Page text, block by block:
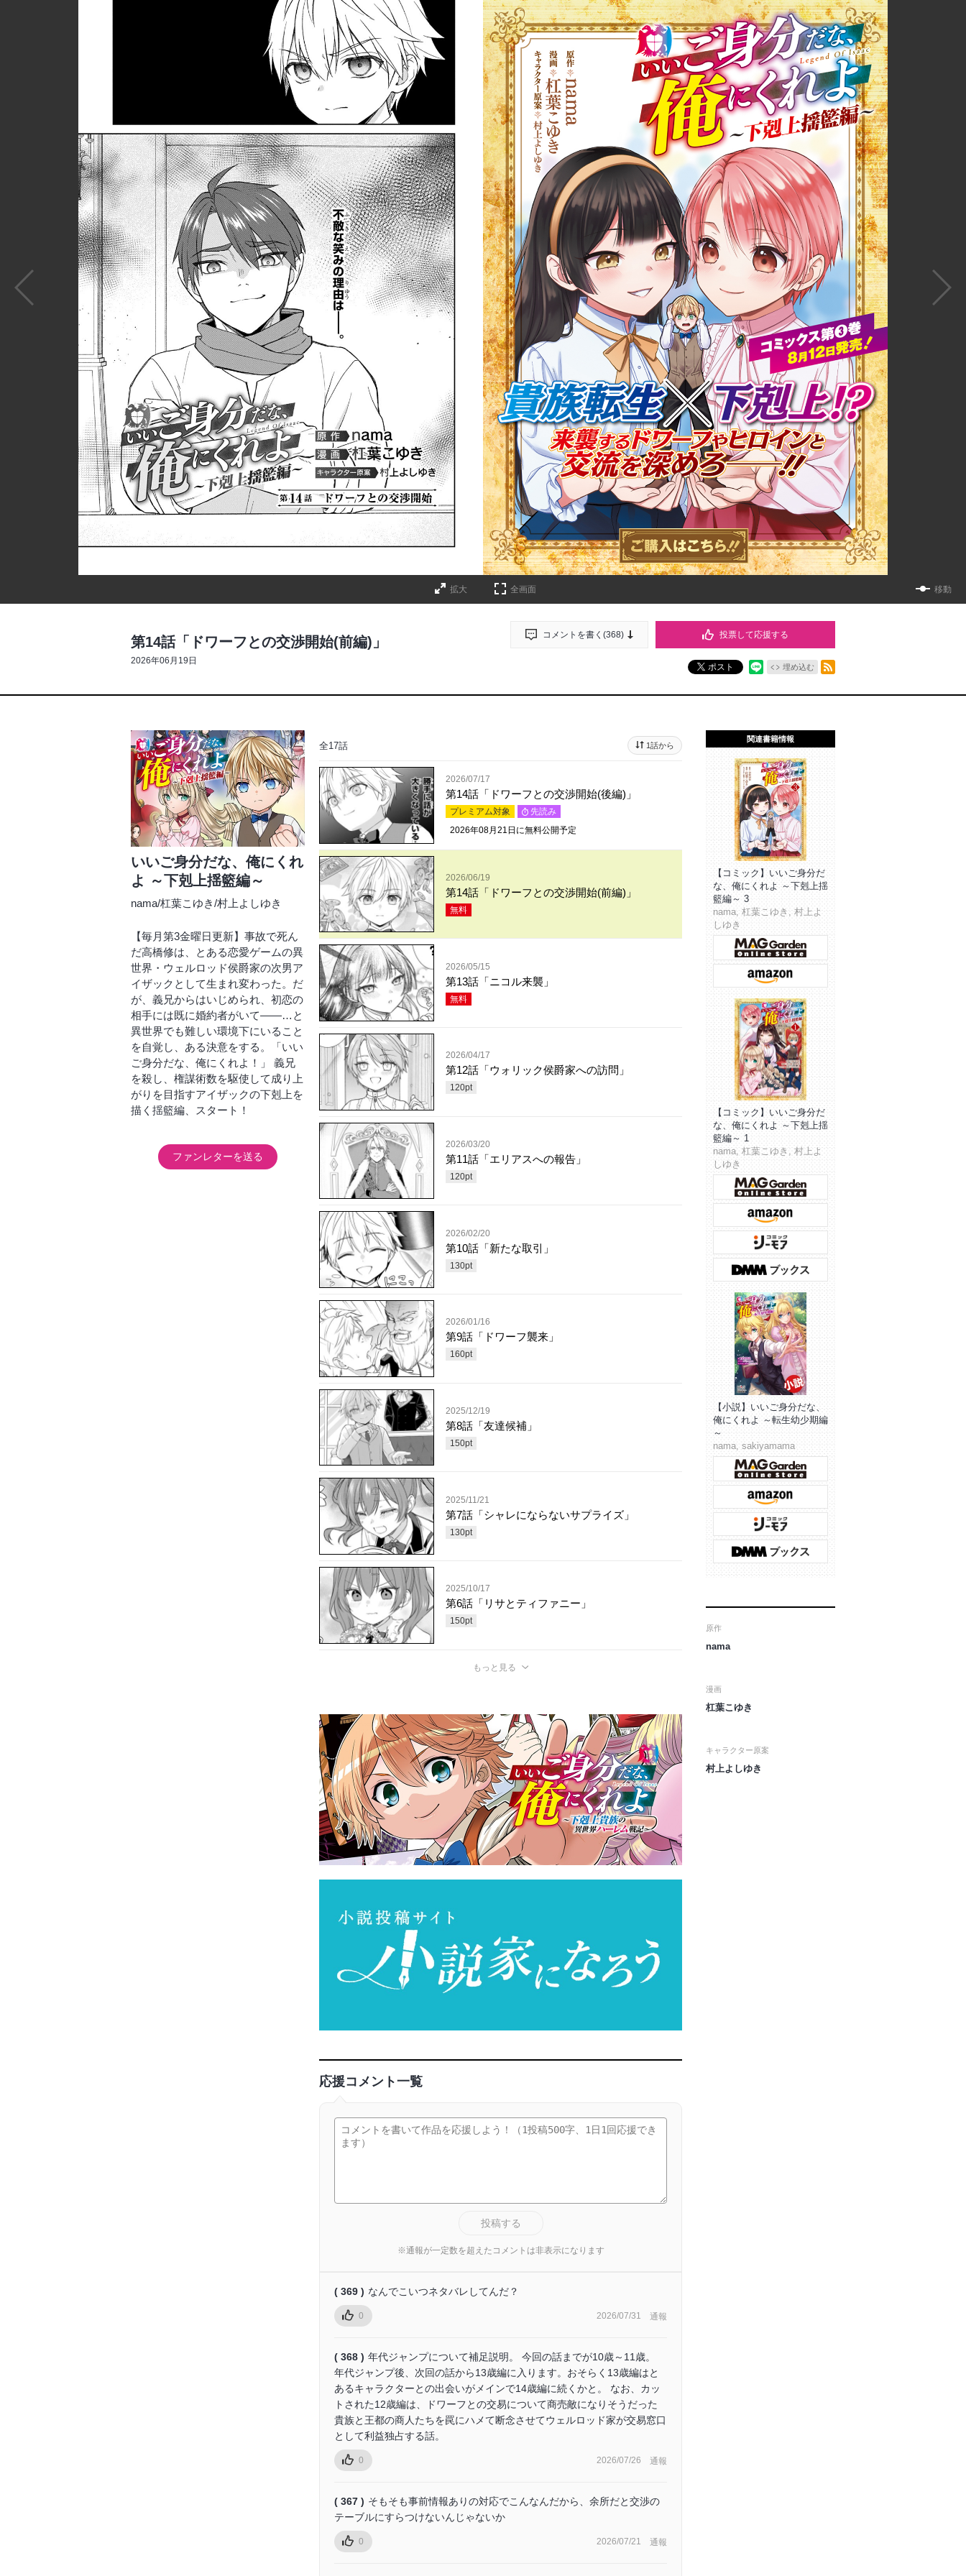
詳細ページへのリンク
拡大 全画面 移動
第14話「ドワーフとの交渉開始(前編)」
2026年06月19日
投票して応援する
コメントを書く(368)
ポスト 埋め込む
いいご身分だな、俺にくれ
よ ～下剋上揺籃編～
nama/杠葉こゆき/村上よしゆき
【毎月第3金曜日更新】事故で死ん
だ高橋修は、とある恋愛ゲームの異
世界・ウェルロッド侯爵家の次男ア
イザックとして生まれ変わった。だ
が、義兄からはいじめられ、初恋の
相手には既に婚約者がいて――…と
異世界でも難しい環境下にいること
を自覚し、ある決意をする。「いい
ご身分だな、俺にくれよ！」 義兄
を殺し、権謀術数を駆使して成り上
がりを目指すアイザックの下剋上を
描く揺籃編、スタート！
ファンレターを送る
全17話 1話から
2026/07/17
第14話「ドワーフとの交渉開始(後編)」
プレミアム対象
先読み
2026年08月21日 に無料公開予定
2026/06/19
第14話「ドワーフとの交渉開始(前編)」
無料
2026/05/15
第13話「ニコル来襲」
無料
2026/04/17
第12話「ウォリック侯爵家への訪問」
120pt
2026/03/20
第11話「エリアスへの報告」
120pt
2026/02/20
第10話「新たな取引」
130pt
2026/01/16
第9話「ドワーフ襲来」
160pt
2025/12/19
第8話「友達候補」
150pt
2025/11/21
第7話「シャレにならないサプライズ」
130pt
2025/10/17
第6話「リサとティファニー」
150pt
もっと見る
応援コメント一覧
投稿する
※通報が一定数を超えたコメントは非表示になります
( 369 ) なんでこいつネタバレしてんだ？
0 2026/07/31 通報
( 368 ) 年代ジャンプについて補足説明。 今回の話までが10歳～11歳。
年代ジャンプ後、次回の話から13歳編に入ります。おそらく13歳編はと
あるキャラクターとの出会いがメインで14歳編に続くかと。 なお、カッ
トされた12歳編は、ドワーフとの交易について商売敵になりそうだった
貴族と王都の商人たちを罠にハメて断念させてウェルロッド家が交易窓口
として利益独占する話。
0 2026/07/26 通報
( 367 ) そもそも事前情報ありの対応でこんなんだから、余所だと交渉の
テーブルにすらつけないんじゃないか
0 2026/07/21 通報
関連書籍情報
【コミック】いいご身分だ
な、俺にくれよ ～下剋上揺
籃編～ 3
nama, 杠葉こゆき, 村上よ
しゆき
【コミック】いいご身分だ
な、俺にくれよ ～下剋上揺
籃編～ 1
nama, 杠葉こゆき, 村上よ
しゆき
【小説】いいご身分だな、
俺にくれよ ～転生幼少期編
～
nama, sakiyamama
原作
nama
漫画
杠葉こゆき
キャラクター原案
村上よしゆき